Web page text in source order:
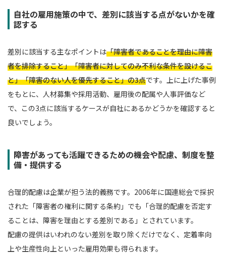
自社の雇用施策の中で、差別に該当する点がないかを確
認する
差別に該当する主なポイントは「障害者であることを理由に障害
者を排除すること」「障害者に対してのみ不利な条件を設けるこ
と」「障害のない人を優先すること」の3点です。上に上げた事例
をもとに、人材募集や採用活動、雇用後の配属や人事評価など
で、この3点に該当するケースが自社にあるかどうかを確認すると
良いでしょう。
障害があっても活躍できるための機会や配慮、制度を整
備・提供する
合理的配慮は企業が担う法的義務です。2006年に国連総会で採択
された「障害者の権利に関する条約」でも「合理的配慮を否定す
ることは、障害を理由とする差別である」とされています。
配慮の提供はいわれのない差別を取り除くだけでなく、定着率向
上や生産性向上といった雇用効果も得られます。